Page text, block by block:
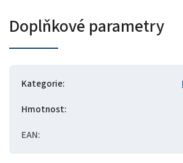
Doplňkové parametry
Kategorie:
Hmotnost:
EAN: